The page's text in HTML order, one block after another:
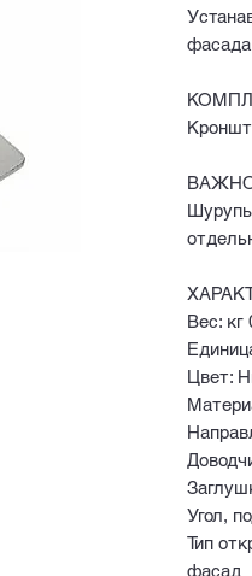
Вес: кг
Цвет:
Угол,
Тип
фасад